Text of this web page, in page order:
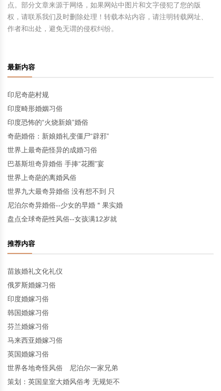
点。部分文章来源于网络，如果网站中图片和文字侵犯了您的版
权，请联系我们及时删除处理！转载本站内容，请注明转载网址、
作者和出处，避免无谓的侵权纠纷。
最新内容
印尼奇葩村规
印度畸形婚姻习俗
印度恐怖的“火烧新娘”婚俗
奇葩婚俗：新娘婚礼变僵尸“辟邪”
世界上最奇葩怪异的成婚习俗
巴基斯坦奇异婚俗 手捧“花圈”宴
世界上奇葩的离婚风俗
世界九大最奇异婚俗 没有想不到 只
尼泊尔奇异婚俗--少女的早婚＂果实婚
盘点全球奇葩性风俗--女孩满12岁就
推荐内容
苗族婚礼文化礼仪
俄罗斯婚嫁习俗
印度婚嫁习俗
韩国婚嫁习俗
芬兰婚嫁习俗
马来西亚婚嫁习俗
英国婚嫁习俗
世界各地奇怪风俗 尼泊尔一家兄弟
策划：英国皇室大婚风俗考 无规矩不